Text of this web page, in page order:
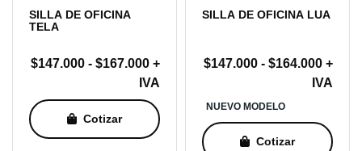
SILLA DE OFICINA
TELA
$147.000 - $167.000Rango
de
precios:
desde
$147.000
+
IVA
Cotizar
SILLA DE OFICINA LUA
$147.000 - $164.000Rango
de
desde
+
IVA
NUEVO MODELO
Cotizar